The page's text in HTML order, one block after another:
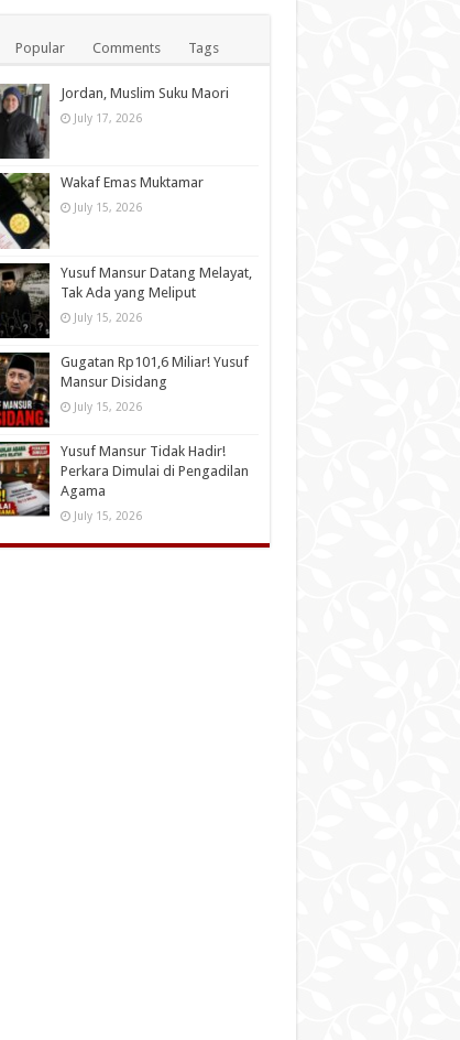
Popular Comments Tags
Jordan, Muslim Suku Maori
July 17, 2026
Wakaf Emas Muktamar
July 15, 2026
Yusuf Mansur Datang Melayat,
Tak Ada yang Meliput
July 15, 2026
Gugatan Rp101,6 Miliar! Yusuf
Mansur Disidang
July 15, 2026
Yusuf Mansur Tidak Hadir!
Perkara Dimulai di Pengadilan
Agama
July 15, 2026